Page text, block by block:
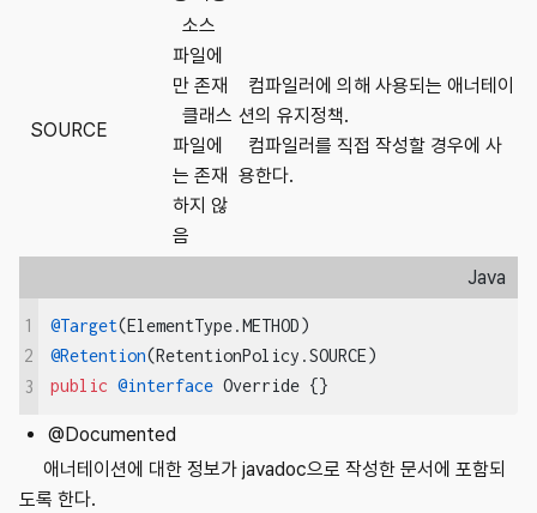
SOURCE
소스
파일에
만 존재
클래스
파일에
는 존재
하지 않
음
컴파일러에 의해 사용되는 애너테이
션의 유지정책.
컴파일러를 직접 작성할 경우에 사
용한다.
Java
1
2
3
@Target
@Retention
public @interface Override {}
@Documented
애너테이션에 대한 정보가 javadoc으로 작성한 문서에 포함되
도록 한다.